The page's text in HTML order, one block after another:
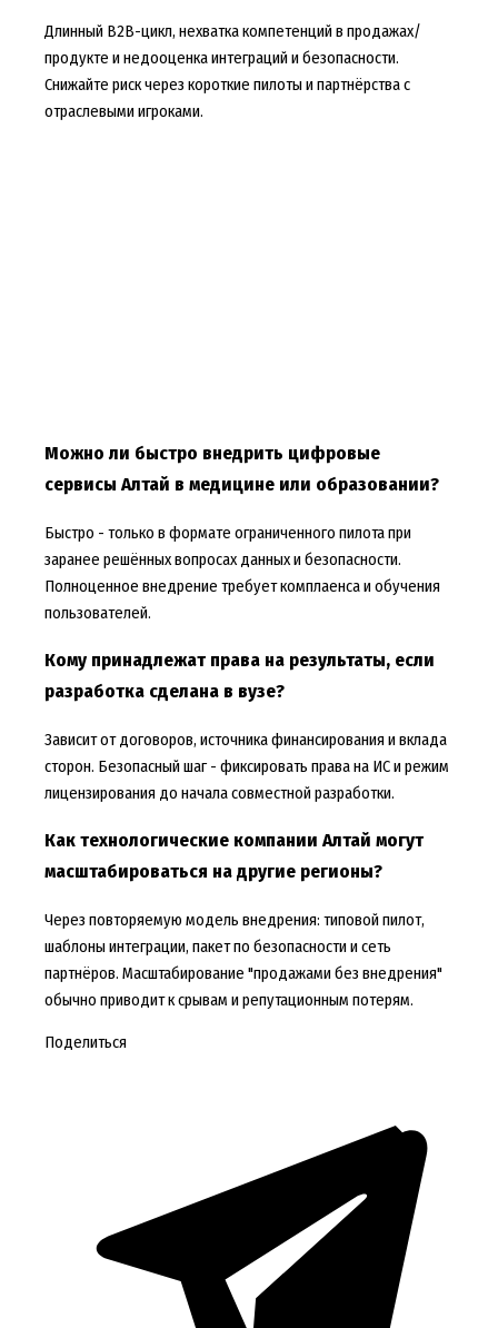
Длинный B2B-цикл, нехватка компетенций в продажах/
продукте и недооценка интеграций и безопасности.
Снижайте риск через короткие пилоты и партнёрства с
отраслевыми игроками.
Можно ли быстро внедрить цифровые
сервисы Алтай в медицине или образовании?
Быстро - только в формате ограниченного пилота при
заранее решённых вопросах данных и безопасности.
Полноценное внедрение требует комплаенса и обучения
пользователей.
Кому принадлежат права на результаты, если
разработка сделана в вузе?
Зависит от договоров, источника финансирования и вклада
сторон. Безопасный шаг - фиксировать права на ИС и режим
лицензирования до начала совместной разработки.
Как технологические компании Алтай могут
масштабироваться на другие регионы?
Через повторяемую модель внедрения: типовой пилот,
шаблоны интеграции, пакет по безопасности и сеть
партнёров. Масштабирование "продажами без внедрения"
обычно приводит к срывам и репутационным потерям.
Поделиться